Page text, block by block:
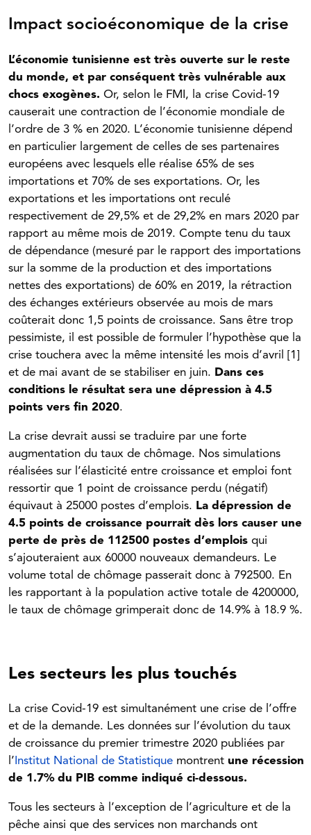
Impact socioéconomique de la crise
L’économie tunisienne est très ouverte sur le reste
du monde, et par conséquent très vulnérable aux
chocs exogènes. Or, selon le FMI, la crise Covid-19
causerait une contraction de l’économie mondiale de
l’ordre de 3 % en 2020. L’économie tunisienne dépend
en particulier largement de celles de ses partenaires
européens avec lesquels elle réalise 65% de ses
importations et 70% de ses exportations. Or, les
exportations et les importations ont reculé
respectivement de 29,5% et de 29,2% en mars 2020 par
rapport au même mois de 2019. Compte tenu du taux
de dépendance (mesuré par le rapport des importations
sur la somme de la production et des importations
nettes des exportations) de 60% en 2019, la rétraction
des échanges extérieurs observée au mois de mars
coûterait donc 1,5 points de croissance. Sans être trop
pessimiste, il est possible de formuler l’hypothèse que la
crise touchera avec la même intensité les mois d’avril [1]
et de mai avant de se stabiliser en juin. Dans ces
conditions le résultat sera une dépression à 4.5
points vers fin 2020.
La crise devrait aussi se traduire par une forte
augmentation du taux de chômage. Nos simulations
réalisées sur l’élasticité entre croissance et emploi font
ressortir que 1 point de croissance perdu (négatif)
équivaut à 25000 postes d’emplois. La dépression de
4.5 points de croissance pourrait dès lors causer une
perte de près de 112500 postes d’emplois qui
s’ajouteraient aux 60000 nouveaux demandeurs. Le
volume total de chômage passerait donc à 792500. En
les rapportant à la population active totale de 4200000,
le taux de chômage grimperait donc de 14.9% à 18.9 %.
Les secteurs les plus touchés
La crise Covid-19 est simultanément une crise de l’offre
et de la demande. Les données sur l’évolution du taux
de croissance du premier trimestre 2020 publiées par
l’Institut National de Statistique montrent une récession
de 1.7% du PIB comme indiqué ci-dessous.
Tous les secteurs à l’exception de l’agriculture et de la
pêche ainsi que des services non marchands ont